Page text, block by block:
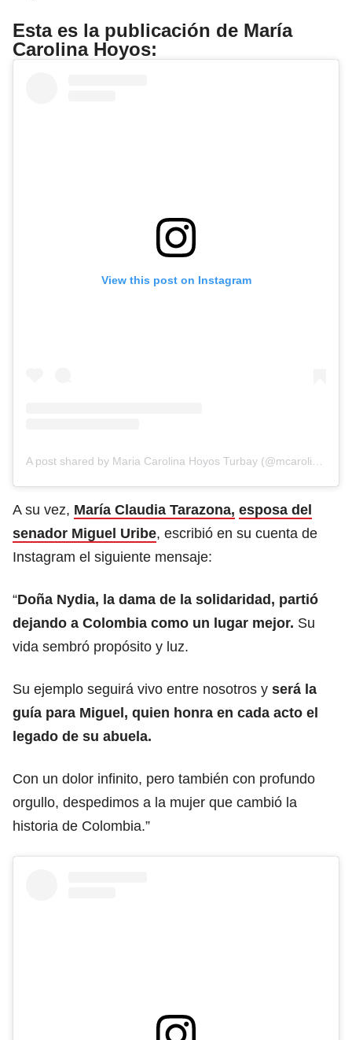
Esta es la publicación de María
Carolina Hoyos:
View this post on Instagram
A su vez, María Claudia Tarazona, esposa del
senador Miguel Uribe, escribió en su cuenta de
Instagram el siguiente mensaje:
“Doña Nydia, la dama de la solidaridad, partió
dejando a Colombia como un lugar mejor. Su
vida sembró propósito y luz.
Su ejemplo seguirá vivo entre nosotros y será la
guía para Miguel, quien honra en cada acto el
legado de su abuela.
Con un dolor infinito, pero también con profundo
orgullo, despedimos a la mujer que cambió la
historia de Colombia.”